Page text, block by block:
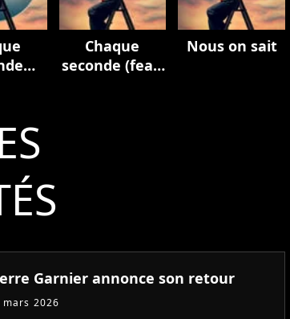
Chaque
seconde (feat.
Nous on sait
Garnier annonce son retour
mars 2026